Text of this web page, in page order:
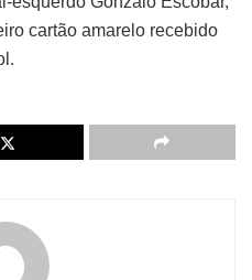
cartão amarelo recebido